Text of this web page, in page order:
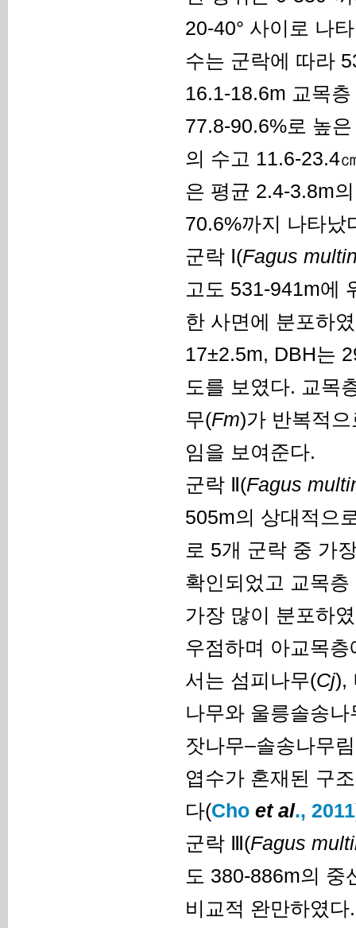
20-40° 사이로 나
수는 군락에 따라
16.1-18.6m 교목
77.8-90.6%로 높
의 수고 11.6-23.4
은 평균 2.4-3.8m
70.6%까지 나타났
군락 Ⅰ(Fagus
고도 531-941m에
한 사면에 분포하
17±2.5m, DBH는
도를 보였다. 교목
무(Fm)가 반복적
임을 보여준다.
군락 Ⅱ(Fagus
505m의 상대적으
로 5개 군락 중 가
확인되었고 교목
가장 많이 분포하
우점하며 아교목
서는 섬피나무(Cj),
나무와 울릉솔송
잣나무–솔송나무
엽수가 혼재된 구
다(Cho et al., 2011
군락 Ⅲ(Fagus
도 380-886m의 중
비교적 완만하였